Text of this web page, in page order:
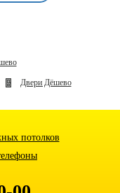
Двери Дёшево
потолков